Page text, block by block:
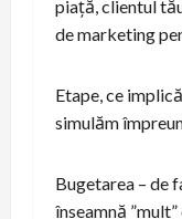
piață, clientul
de marketing
Etape, ce
simulăm
Bugetarea – de
înseamnă